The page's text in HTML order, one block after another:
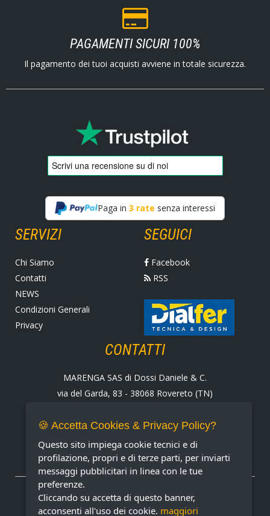
PAGAMENTI SICURI 100%
Il pagamento dei tuoi acquisti avviene in totale sicurezza.
Paga in 3 rate senza interessi
SERVIZI
Chi Siamo
Contatti
NEWS
Condizioni Generali
Privacy
SEGUICI
Facebook
RSS
CONTATTI
MARENGA SAS di Dossi Daniele & C.
via del Garda, 83 - 38068 Rovereto (TN)
Fax +39 0464 430938
E-mail: marenga@marenga.it
Partita IVA IT02232370227
METODI DI PAGAMENTO ACCETTATI
🍪 Accetta Cookies & Privacy Policy?
Questo sito impiega cookie tecnici e di
profilazione, propri e di terze parti, per inviarti
messaggi pubblicitari in linea con le tue
preferenze.
Cliccando su accetta di questo banner,
acconsenti all'uso dei cookie. maggiori